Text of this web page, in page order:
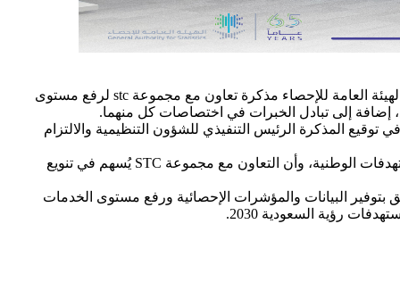
بحضور رئيس الهيئة العامة للإحصاء الدكتور فهد بن عبدالله الدوسري والرئيس التنفيذي لمجموعة stc المهندس عليان بن محمد الوتيد وقعت الهيئة العامة للإحصاء مذكرة تعاون مع مجموعة stc لرفع مستوى
إضافة إلى تبادل الخبرات في اختصاصات كل منهما.
ووقع المذكرة من جانب الهيئة العامة للإحصاء المشرف العام على البيانات والشرَاكات الأستاذ رامي بن أحمد غراب فيما مثل مجموعة STC في توقيع المذكرة الرئيس التنفيذي للشؤون التنظيمية والالتزام
من جهته أوضح رئيس الهيئة العامة للإحصاء د. فهد الدوسري أن العمل الإحصائي الذي تضطلع به الهيئة يُعد رافدًا مهمًّا من روافد تحقيق المستهدفات الوطنية، وأن التعاون مع مجموعة STC يُسهم في تنويع
البيانات والمؤشرات الإحصائية ورفع مستوى الخدمات
رؤية السعودية 2030.